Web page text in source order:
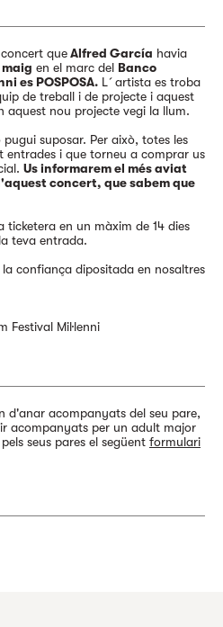
queAlfred García havia
en el marc del Banco
es POSPOSA. L´artista es troba
de treball i de projecte i aquest
aquest nou projecte vegi la llum.
suposar. Per això, totes les
entrades i que torneu a comprar us
Us informarem el més aviat
concert, que sabem que
en un màxim de 14 dies
teva entrada.
confiança dipositada en nosaltres
Festival Mil·lenni
d'anar acompanyats del seu pare,
acompanyats per un adult major
seus pares el següent formulari